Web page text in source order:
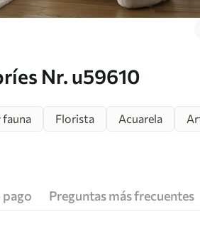
Nr. u59610
fauna Florista Acuarela
pago Preguntas más frecuentes